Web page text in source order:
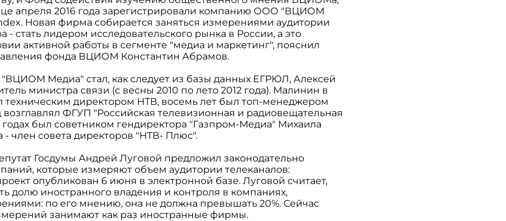
апреля 2016 года зарегистрировали компанию ООО "ВЦИОМ
Новая фирма собирается заняться измерениями аудитории
- стать лидером исследовательского рынка в России, а это
активной работы в сегменте "медиа и маркетинг", пояснил
фонда ВЦИОМ Константин Абрамов.
Медиа" стал, как следует из базы данных EГРЮЛ, Алексей
министра связи (с весны 2010 по лето 2012 года). Малинин в
техническим директором НТВ, восемь лет был топ-менеджером
возглавлял ФГУП "Российская телевизионная и радиовещательная
годах был советником гендиректора "Газпром-Медиа" Михаила
- член совета директоров "НТВ- Плюс".
Госдумы Андрей Луговой предложил законодательно
которые измеряют объем аудитории телеканалов:
опубликован 6 июня в электронной базе. Луговой считает,
долю иностранного владения и контроля в компаниях,
по его мнению, она не должна превышать 20%. Сейчас
занимают как раз иностранные фирмы.